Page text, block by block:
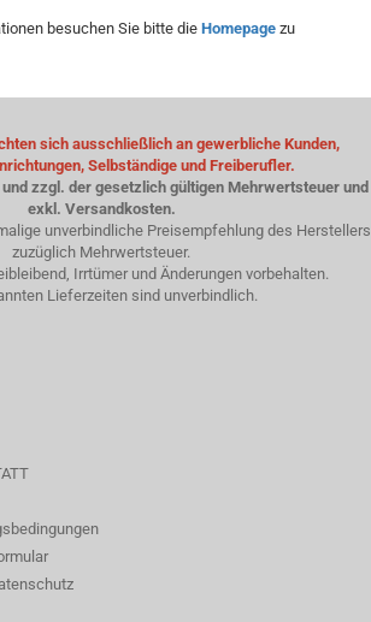
besuchen Sie bitte die Homepage zu
sich ausschließlich an gewerbliche Kunden,
Selbständige und Freiberufler.
zzgl. der gesetzlich gültigen Mehrwertsteuer und
exkl. Versandkosten.
unverbindliche Preisempfehlung des Herstellers
zuzüglich Mehrwertsteuer.
Irrtümer und Änderungen vorbehalten.
Lieferzeiten sind unverbindlich.